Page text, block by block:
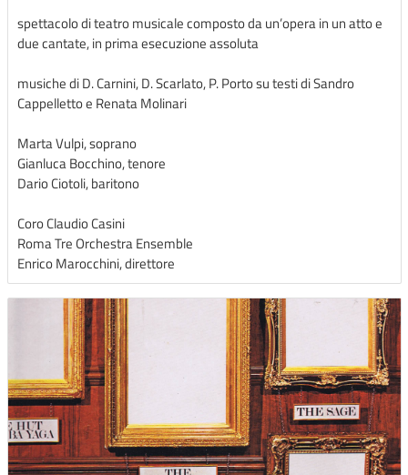
spettacolo di teatro musicale composto da un’opera in un atto e
due cantate, in prima esecuzione assoluta
musiche di D. Carnini, D. Scarlato, P. Porto su testi di Sandro
Cappelletto e Renata Molinari
Marta Vulpi, soprano
Gianluca Bocchino, tenore
Dario Ciotoli, baritono
Coro Claudio Casini
Roma Tre Orchestra Ensemble
Enrico Marocchini, direttore